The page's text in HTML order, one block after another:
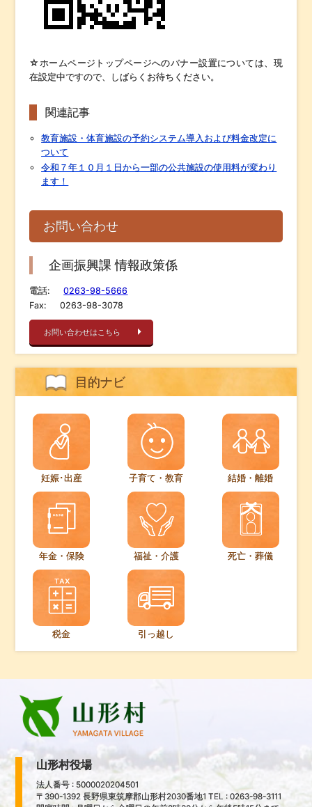
☆ホームページトップページへのバナー設置については、現
在設定中ですので、しばらくお待ちください。
関連記事
教育施設・体育施設の予約システム導入および料金改定に
ついて
令和７年１０月１日から一部の公共施設の使用料が変わり
ます！
お問い合わせ
企画振興課 情報政策係
電話:
0263-98-5666
Fax:
0263-98-3078
お問い合わせはこちら
目的ナビ
妊娠･出産 子育て・教育 結婚・離婚
年金・保険 福祉・介護 死亡・葬儀
税金 引っ越し
山形村役場
法人番号 : 5000020204501
〒390-1392 長野県東筑摩郡山形村2030番地1 TEL : 0263-98-3111